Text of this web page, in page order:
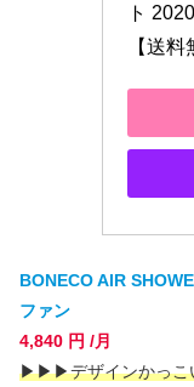
ト
【送
BONECO AIR
ファン
4,840 円 /月
▶▶▶デザインかっこ